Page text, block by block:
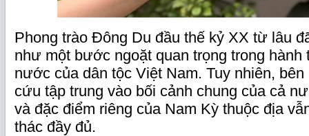
Phong trào Đông Du đầu thế kỷ XX từ lâu
như một bước ngoặt quan trọng trong
nước của dân tộc Việt Nam. Tuy nhiên,
cứu tập trung vào bối cảnh chung của cả
và đặc điểm riêng của Nam Kỳ thuộc địa
thác đầy đủ.